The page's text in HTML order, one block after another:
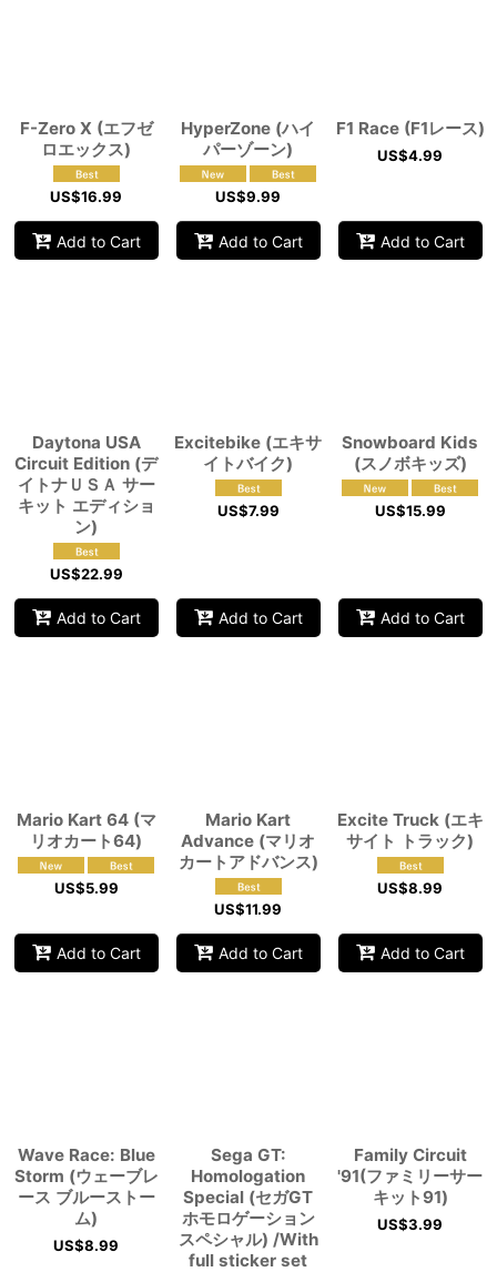
F-Zero X (エフゼ
ロエックス)
US$16.99
Add to Cart
HyperZone (ハイ
パーゾーン)
US$9.99
Add to Cart
F1 Race (F1レース)
US$4.99
Add to Cart
Daytona USA
Circuit Edition (デ
イトナＵＳＡ サー
キット エディショ
ン)
US$22.99
Add to Cart
Excitebike (エキサ
イトバイク)
US$7.99
Add to Cart
Snowboard Kids
(スノボキッズ)
US$15.99
Add to Cart
Mario Kart 64 (マ
リオカート64)
US$5.99
Add to Cart
Mario Kart
Advance (マリオ
カートアドバンス)
US$11.99
Add to Cart
Excite Truck (エキ
サイト トラック)
US$8.99
Add to Cart
Wave Race: Blue
Storm (ウェーブレ
ース ブルーストー
ム)
US$8.99
Sega GT:
Homologation
Special (セガGT
ホモロゲーション
スペシャル) /With
full sticker set
Family Circuit
'91(ファミリーサー
キット91)
US$3.99